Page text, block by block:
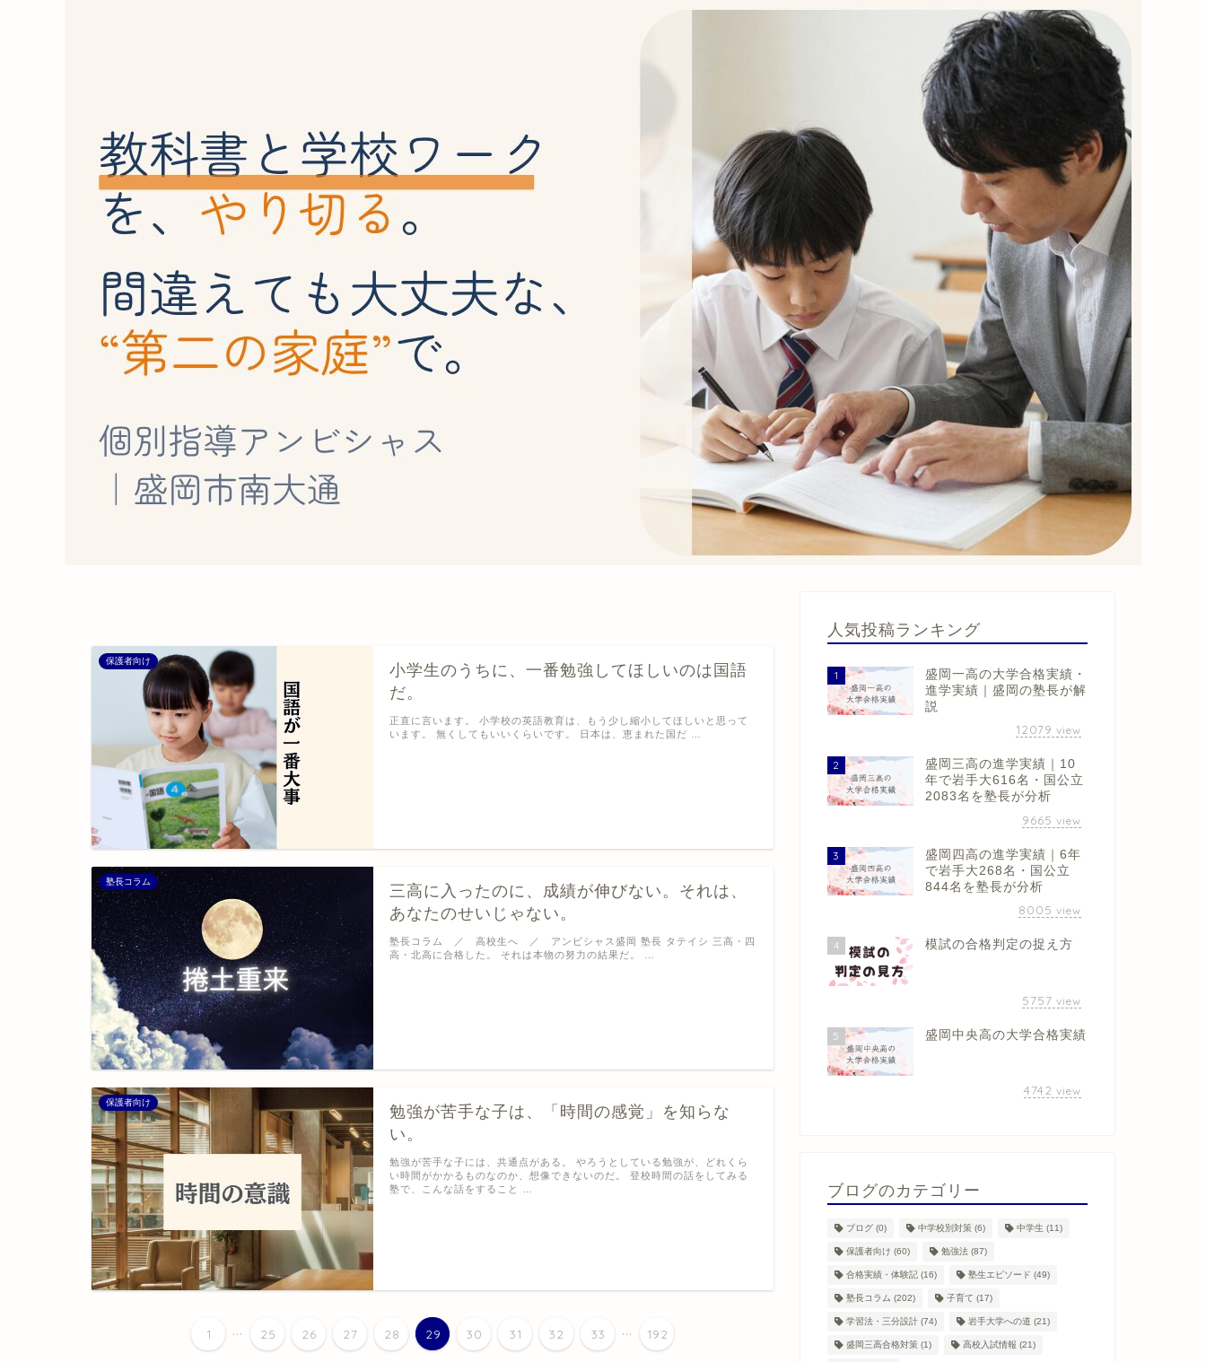
保護者向け
小学生のうちに、一番勉強してほしいのは国語
だ。
正直に言います。 小学校の英語教育は、もう少し縮小してほしいと思って
います。 無くしてもいいくらいです。 日本は、恵まれた国だ …
塾長コラム
三高に入ったのに、成績が伸びない。それは、
あなたのせいじゃない。
塾長コラム ／ 高校生へ ／ アンビシャス盛岡 塾長 タテイシ 三高・四
高・北高に合格した。 それは本物の努力の結果だ。 …
保護者向け
勉強が苦手な子は、「時間の感覚」を知らな
い。
勉強が苦手な子には、共通点がある。 やろうとしている勉強が、どれくら
い時間がかかるものなのか、想像できないのだ。 登校時間の話をしてみる
塾で、こんな話をすること …
1 ... 25 26 27 28 29 30 31 32 33 ... 192
人気投稿ランキング
1
盛岡一高の大学合格実績・
進学実績｜盛岡の塾長が解
説
12079 view
2
盛岡三高の進学実績｜10
年で岩手大616名・国公立
2083名を塾長が分析
9665 view
3
盛岡四高の進学実績｜6年
で岩手大268名・国公立
844名を塾長が分析
8005 view
4 模試の合格判定の捉え方
5757 view
5 盛岡中央高の大学合格実績
4742 view
ブログのカテゴリー
ブログ(0) 中学校別対策 (6) 中学生 (11)
保護者向け (60) 勉強法(87)
合格実績・体験記(16) 塾生エピソード (49)
塾長コラム (202) 子育て (17)
学習法・三分設計(74) 岩手大学への道 (21)
盛岡三高合格対策 (1) 高校入試情報 (21)